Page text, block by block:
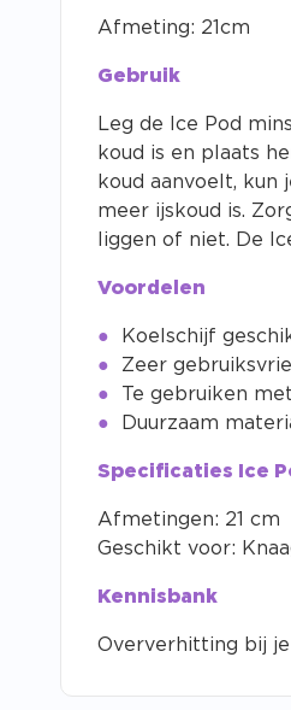
Afmeting: 21cm
Gebruik
Leg de Ice Pod
koud is en plaats
koud aanvoelt,
meer ijskoud is.
liggen of niet. De
Voordelen
Koelschijf
Zeer
Te gebruiken
Duurzaam
Specificaties Ice
Afmetingen: 21 cm
Geschikt voor:
Kennisbank
Oververhitting bij